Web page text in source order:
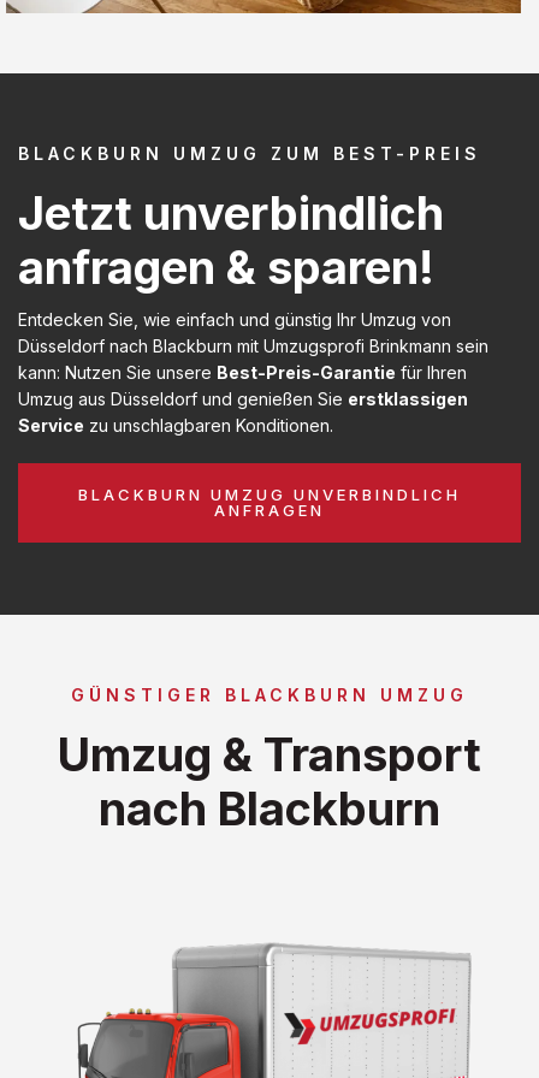
BLACKBURN UMZUG ZUM BEST-PREIS
Jetzt unverbindlich
anfragen & sparen!
Entdecken Sie, wie einfach und günstig Ihr Umzug von
Düsseldorf nach Blackburn mit Umzugsprofi Brinkmann sein
kann: Nutzen Sie unsere Best-Preis-Garantie für Ihren
Umzug aus Düsseldorf und genießen Sie erstklassigen
Service zu unschlagbaren Konditionen.
BLACKBURN UMZUG UNVERBINDLICH
ANFRAGEN
GÜNSTIGER BLACKBURN UMZUG
Umzug & Transport
nach Blackburn